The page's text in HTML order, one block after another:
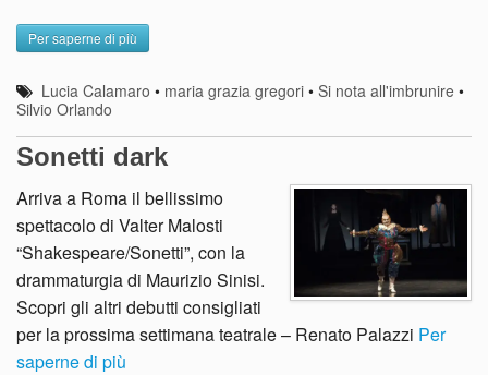
Per saperne di più
Lucia Calamaro • maria grazia gregori •Si nota all'imbrunire •
Silvio Orlando
Sonetti dark
Arriva a Roma il bellissimo
spettacolo di Valter Malosti
“Shakespeare/Sonetti”, con la
drammaturgia di Maurizio Sinisi.
Scopri gli altri debutti consigliati
per la prossima settimana teatrale – Renato Palazzi Per
saperne di più